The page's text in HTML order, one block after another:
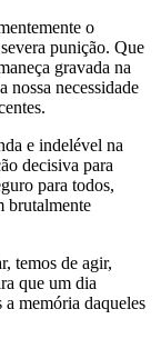
o
punição. Que
gravada na
nossa necessidade
e indelével na
decisiva para
para todos,
brutalmente
temos de agir,
que um dia
a memória daqueles